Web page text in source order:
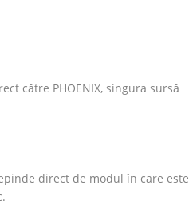
către PHOENIX, singura sursă
direct de modul în care este